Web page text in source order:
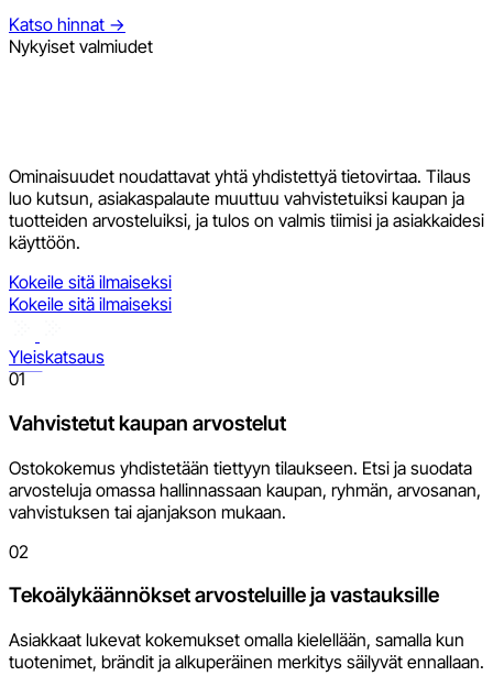
Katso hinnat →
Nykyiset valmiudet
Ominaisuudet noudattavat yhtä yhdistettyä tietovirtaa. Tilaus
luo kutsun, asiakaspalaute muuttuu vahvistetuiksi kaupan ja
tuotteiden arvosteluiksi, ja tulos on valmis tiimisi ja asiakkaidesi
käyttöön.
Kokeile sitä ilmaiseksi
Kokeile sitä ilmaiseksi
Yleiskatsaus
01
Vahvistetut kaupan arvostelut
Ostokokemus yhdistetään tiettyyn tilaukseen. Etsi ja suodata
arvosteluja omassa hallinnassaan kaupan, ryhmän, arvosanan,
vahvistuksen tai ajanjakson mukaan.
02
Tekoälykäännökset arvosteluille ja vastauksille
Asiakkaat lukevat kokemukset omalla kielellään, samalla kun
tuotenimet, brändit ja alkuperäinen merkitys säilyvät ennallaan.